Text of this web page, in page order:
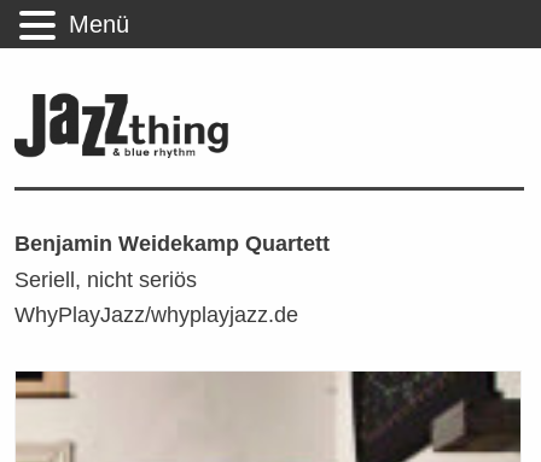
Benjamin Weidekamp Quartett
Seriell, nicht seriös
WhyPlayJazz/whyplayjazz.de
Menü